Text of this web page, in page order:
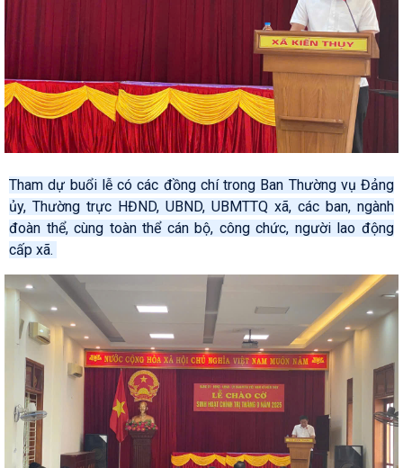
Tham dự buổi lễ có các đồng chí trong Ban Thường vụ Đảng
ủy, Thường trực HĐND, UBND, UBMTTQ xã, các ban, ngành
đoàn thể, cùng toàn thể cán bộ, công chức, người lao động
cấp xã.